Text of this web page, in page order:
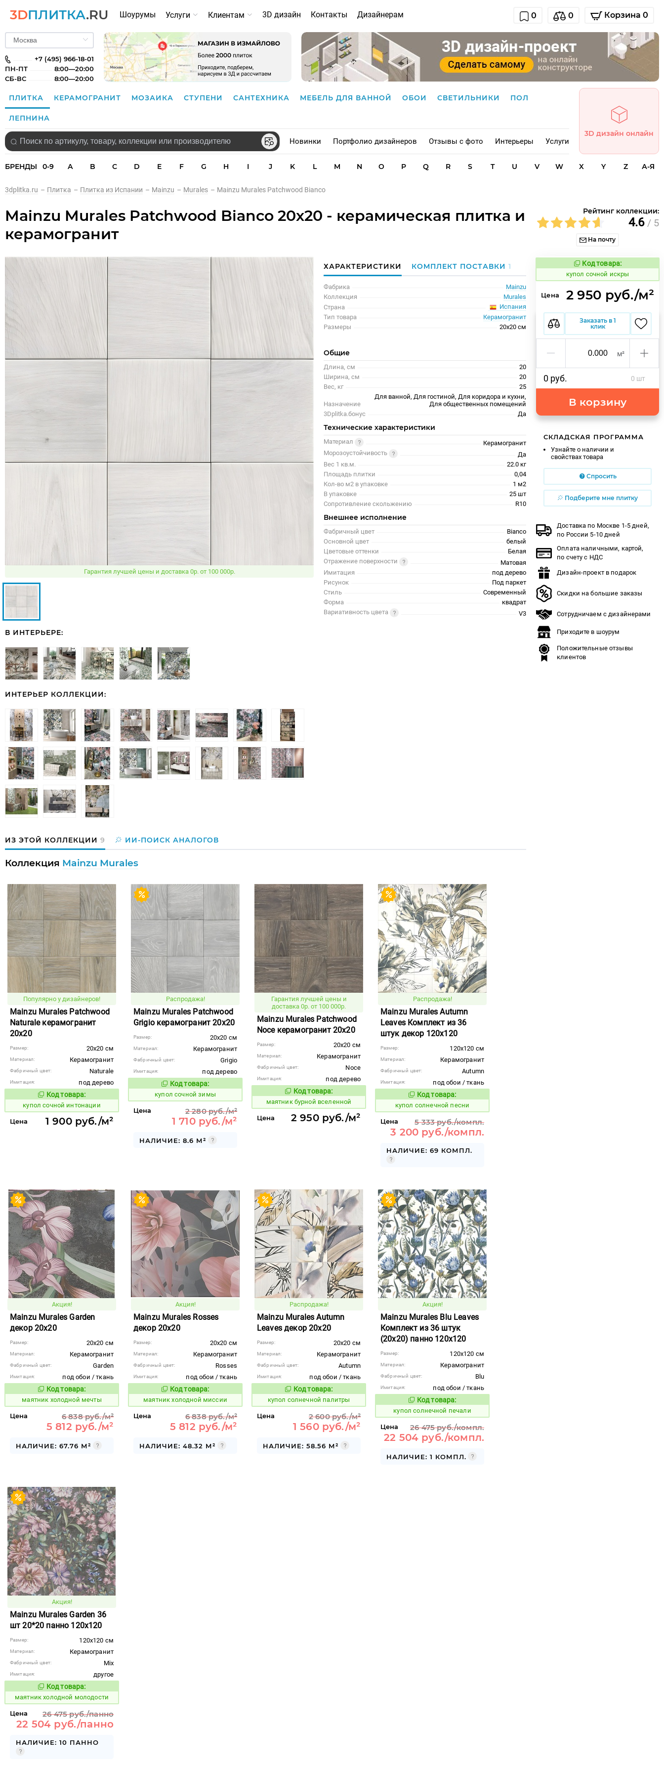
3DПЛИТКА.RU Шоурумы Услуги Клиентам 3D дизайн Контакты Дизайнерам 0 0 Корзина 0
+7 (495) 966-18-01
ПН-ПТ
8:00—20:00
СБ-ВС
8:00—20:00
ПЛИТКА КЕРАМОГРАНИТ МОЗАИКА СТУПЕНИ САНТЕХНИКА МЕБЕЛЬ ДЛЯ ВАННОЙ ОБОИ СВЕТИЛЬНИКИ ПОЛ
ЛЕПНИНА
Новинки Портфолио дизайнеров Отзывы с фото Интерьеры Услуги
3D дизайн онлайн
БРЕНДЫ 0-9 A B C D E F G H I J K L M N O P Q R S T U V W X Y Z А-Я
3dplitka.ru – Плитка – Плитка из Испании – Mainzu – Murales – Mainzu Murales Patchwood Bianco
Mainzu Murales Patchwood Bianco 20x20 - керамическая плитка и
керамогранит
Рейтинг коллекции:
4.6 / 5
На почту
Гарантия лучшей цены и доставка 0р. от 100 000р.
В ИНТЕРЬЕРЕ:
ИНТЕРЬЕР КОЛЛЕКЦИИ:
ХАРАКТЕРИСТИКИ КОМПЛЕКТ ПОСТАВКИ1
Фабрика
Mainzu
Коллекция
Murales
Страна
Испания
Тип товара
Керамогранит
Размеры
20x20 см
Общие
Длина, см
20
Ширина, см
20
Вес, кг
25
Назначение
Для ванной, Для гостиной, Для коридора и кухни,
Для общественных помещений
3Dplitka.бонус
Да
Технические характеристики
Материал
Керамогранит
Морозоустойчивость
Да
Вес 1 кв.м.
22.0 кг
Площадь плитки
0,04
Кол-во м2 в упаковке
1 м2
В упаковке
25 шт
Сопротивление скольжению
R10
Внешнее исполнение
Фабричный цвет
Bianco
Основной цвет
белый
Цветовые оттенки
Белая
Отражение поверхности
Матовая
Имитация
под дерево
Рисунок
Под паркет
Стиль
Современный
Форма
квадрат
Вариативность цвета
V3
ИЗ ЭТОЙ КОЛЛЕКЦИИ 9 ИИ-ПОИСК АНАЛОГОВ
Коллекция Mainzu Murales
Популярно у дизайнеров!
Mainzu Murales Patchwood
Naturale керамогранит
20x20
Размер: 20x20 см
Материал: Керамогранит
Фабричный цвет: Naturale
Имитация:
под дерево
Код товара:
855658 Код товара:
купол сочной интонации
Цена 1 900 руб./м²
Распродажа!
Mainzu Murales Patchwood
Grigio керамогранит 20x20
Размер: 20x20 см
Материал: Керамогранит
Фабричный цвет: Grigio
Имитация:
под дерево
Код товара:
855657 Код товара:
купол сочной зимы
Цена 2 280 руб./м²
1 710 руб./м²
НАЛИЧИЕ: 8.6 М²
Гарантия лучшей цены и
доставка 0р. от 100 000р.
Mainzu Murales Patchwood
Noce керамогранит 20x20
Размер: 20x20 см
Материал: Керамогранит
Фабричный цвет: Noce
Имитация:
под дерево
Код товара:
922763 Код товара:
маятник бурной вселенной
Цена 2 950 руб./м²
Распродажа!
Mainzu Murales Autumn
Leaves Комплект из 36
штук декор 120x120
Размер: 120x120 см
Материал: Керамогранит
Фабричный цвет: Autumn
Имитация:
под обои / ткань
Код товара:
855569 Код товара:
купол солнечной песни
Цена 5 333 руб./компл.
3 200 руб./компл.
НАЛИЧИЕ: 69 КОМПЛ.
Акция!
Mainzu Murales Garden
декор 20x20
Размер: 20x20 см
Материал: Керамогранит
Фабричный цвет: Garden
Имитация:
под обои / ткань
Код товара:
936051 Код товара:
маятник холодной мечты
Цена 6 838 руб./м²
5 812 руб./м²
НАЛИЧИЕ: 67.76 М²
Акция!
Mainzu Murales Rosses
декор 20x20
Размер: 20x20 см
Материал: Керамогранит
Фабричный цвет: Rosses
Имитация:
под обои / ткань
Код товара:
936052 Код товара:
маятник холодной миссии
Цена 6 838 руб./м²
5 812 руб./м²
НАЛИЧИЕ: 48.32 М²
Распродажа!
Mainzu Murales Autumn
Leaves декор 20x20
Размер: 20x20 см
Материал: Керамогранит
Фабричный цвет: Autumn
Имитация:
под обои / ткань
Код товара:
855566 Код товара:
купол солнечной палитры
Цена 2 600 руб./м²
1 560 руб./м²
НАЛИЧИЕ: 58.56 М²
Акция!
Mainzu Murales Blu Leaves
Комплект из 36 штук
(20x20) панно 120x120
Размер: 120x120 см
Материал: Керамогранит
Фабричный цвет: Blu
Имитация:
под обои / ткань
Код товара:
855570 Код товара:
купол солнечной печали
Цена 26 475 руб./компл.
22 504 руб./компл.
НАЛИЧИЕ: 1 КОМПЛ.
Акция!
Mainzu Murales Garden 36
шт 20*20 панно 120x120
Размер: 120x120 см
Материал: Керамогранит
Фабричный цвет: Mix
Имитация:
другое
Код товара:
936054Код товара:
маятник холодной молодости
Цена 26 475 руб./панно
22 504 руб./панно
НАЛИЧИЕ: 10 ПАННО
Код товара:
855659 Код товара:
купол сочной искры
Цена 2 950 руб./м²
Заказать в 1
клик
м²
0 руб. 0 шт
В корзину
СКЛАДСКАЯ ПРОГРАММА
Узнайте о наличии и
свойствах товара
Спросить
Подберите мне плитку
Доставка по Москве 1-5 дней,
по России 5-10 дней
Оплата наличными, картой,
по счету с НДС
Дизайн-проект в подарок
Скидки на большие заказы
Сотрудничаем с дизайнерами
Приходите в шоурум
Положительные отзывы
клиентов